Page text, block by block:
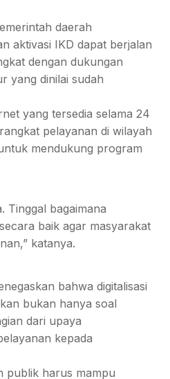
daerah
aktivasi IKD dapat berjalan
dengan dukungan
yang dinilai sudah
yang tersedia selama 24
pelayanan di wilayah
mendukung program
Tinggal bagaimana
baik agar masyarakat
katanya.
bahwa digitalisasi
bukan hanya soal
dari upaya
kepada
publik harus mampu